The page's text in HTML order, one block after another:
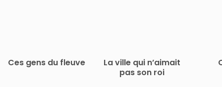
Ces gens du fleuve
La ville qui n’aimait
pas son roi